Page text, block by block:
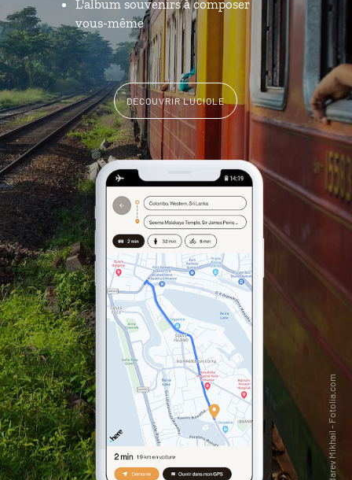
L'album souvenirs à composer
vous-même
DÉCOUVRIR LUCIOLE